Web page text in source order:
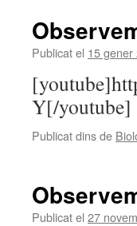
Publicat el 15 gener
Y[/youtube]
Publicat dins de
Publicat el 27